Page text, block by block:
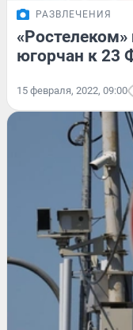
РАЗВЛЕЧЕНИЯ
югорчан к 23
15 февраля, 2022, 09:00